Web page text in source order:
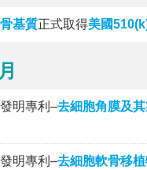
基質正式取得美國
明專利–去細胞角膜及
明專利–去細胞軟骨移